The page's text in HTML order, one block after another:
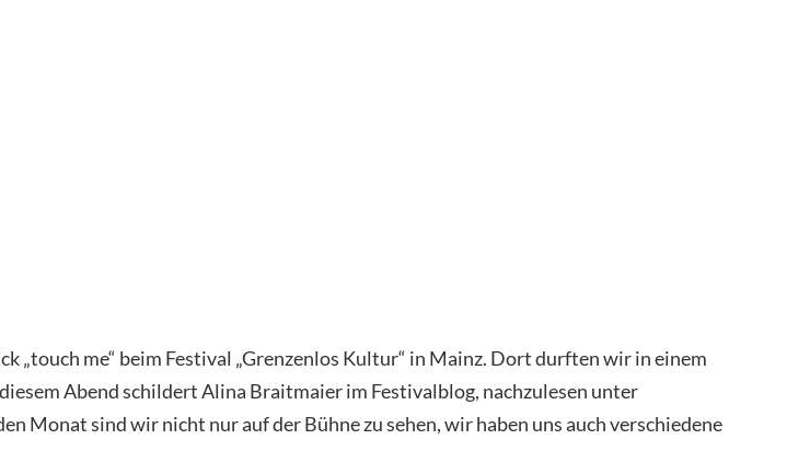
„touch me“ beim Festival „Grenzenlos Kultur“ in Mainz. Dort durften wir in einem
Abend schildert Alina Braitmaier im Festivalblog, nachzulesen unter
Monat sind wir nicht nur auf der Bühne zu sehen, wir haben uns auch verschiedene